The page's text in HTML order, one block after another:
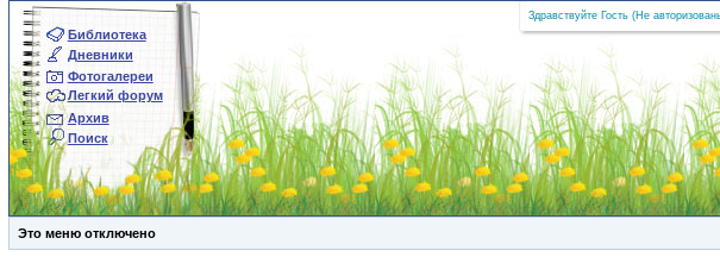
Библиотека
Дневники
Фотогалереи
Легкий форум
Архив
Поиск
Здравствуйте Гость (Не
Это меню отключено